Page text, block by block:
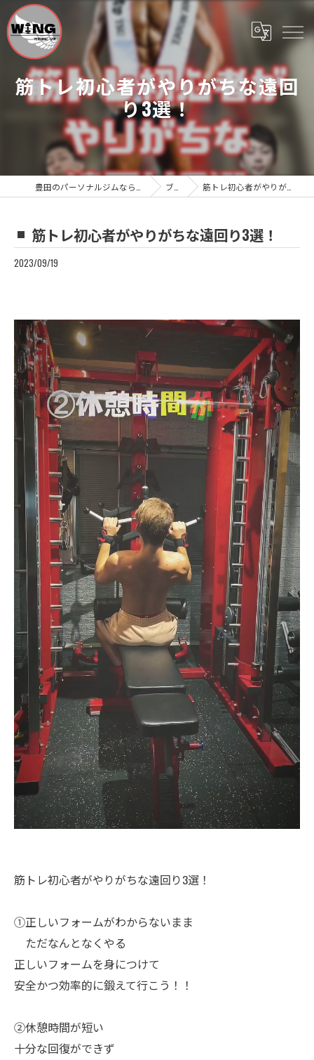
筋トレ初心者がやりがちな遠回
り3選！
ブログ 筋トレ初心者がやりがちな遠回り3選！
筋トレ初心者がやりがちな遠回り3選！
2023/09/19
筋トレ初心者がやりがちな遠回り3選！
①正しいフォームがわからないまま
ただなんとなくやる
正しいフォームを身につけて
安全かつ効率的に鍛えて行こう！！
②休憩時間が短い
十分な回復ができず